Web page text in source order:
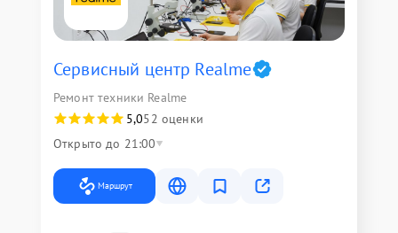
Сервисный центр Realme
Ремонт техники Realme
5,052 оценки
Открыто до 21:00
Маршрут